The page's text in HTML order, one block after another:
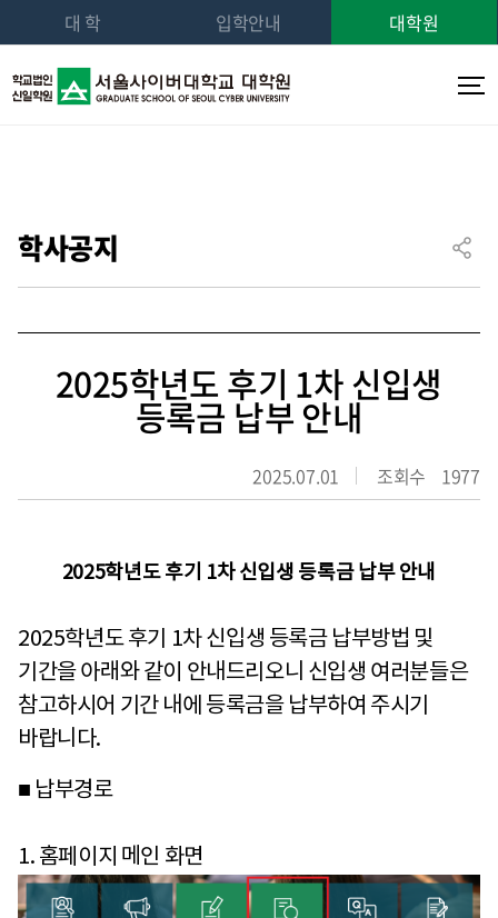
대 학 입학안내 대학원
학사공지
2025학년도 후기 1차 신입생
등록금 납부 안내
2025.07.01 조회수 1977
2025학년도 후기 1차 신입생 등록금 납부 안내
2025학년도 후기 1차 신입생 등록금 납부방법 및
기간을 아래와 같이 안내드리오니 신입생 여러분들은
참고하시어 기간 내에 등록금을 납부하여 주시기
바랍니다.
■ 납부경로
1. 홈페이지 메인 화면